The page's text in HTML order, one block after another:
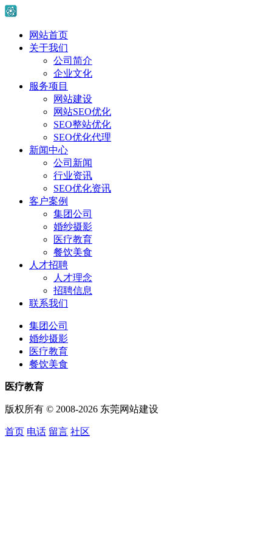
网站首页
关于我们
公司简介
企业文化
服务项目
网站建设
网站SEO优化
SEO整站优化
SEO优化代理
新闻中心
公司新闻
行业资讯
SEO优化资讯
客户案例
集团公司
婚纱摄影
医疗教育
餐饮美食
人才招聘
人才理念
招聘信息
联系我们
集团公司
婚纱摄影
医疗教育
餐饮美食
医疗教育
版权所有 © 2008-2026 东莞网站建设
首页 电话 留言 社区